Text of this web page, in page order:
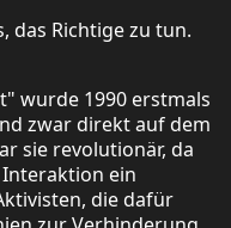
das Richtige zu tun.
wurde 1990 erstmals
zwar direkt auf dem
sie revolutionär, da
Interaktion ein
die dafür